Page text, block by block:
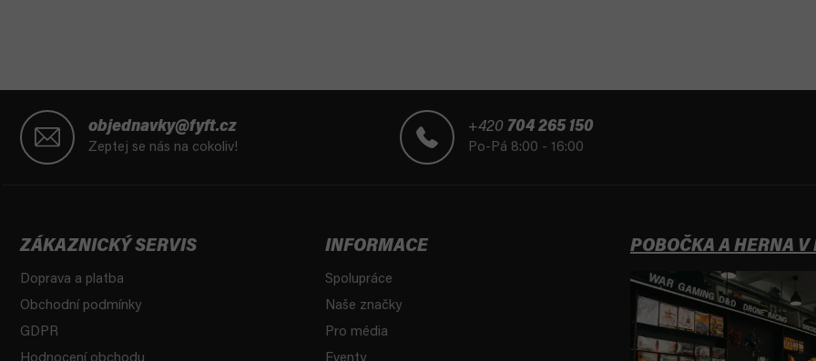
objednavky@fyft.cz
Zeptej se nás na cokoliv!
+420 704 265 150
Po-Pá 8:00 - 16:00
ZÁKAZNICKÝ SERVIS
Doprava a platba
Obchodní podmínky
GDPR
INFORMACE
Spolupráce
Naše značky
Pro média
POBOČKA A HERNA V